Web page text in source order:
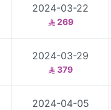
2024-03-22
269
2024-03-29
379
2024-04-05